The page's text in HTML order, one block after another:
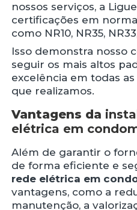
nossos serviços, a
certificações em
como NR10, NR35,
Isso demonstra nosso
seguir os mais altos
excelência em todas
que realizamos.
Vantagens da
elétrica em
Além de garantir o
de forma eficiente e
rede elétrica em
vantagens, como a
manutenção, a